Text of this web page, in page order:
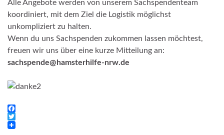
Alle Angebote werden von unserem Sachspendenteam
koordiniert, mit dem Ziel die Logistik möglichst
unkompliziert zu halten.
Wenn du uns Sachspenden zukommen lassen möchtest,
freuen wir uns über eine kurze Mitteilung an:
sachspende@hamsterhilfe-nrw.de
F
a
T